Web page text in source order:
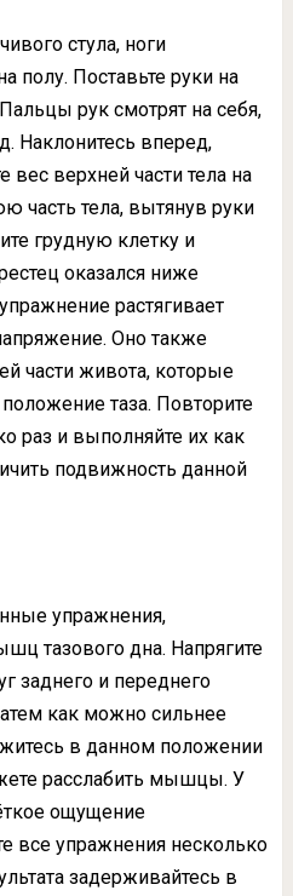
стула, ноги
полу. Поставьте руки на
рук смотрят на себя,
Наклонитесь вперед,
вес верхней части тела на
часть тела, вытянув руки
грудную клетку и
оказался ниже
растягивает
Оно также
части живота, которые
таза. Повторите
раз и выполняйте их как
подвижность данной
упражнения,
тазового дна. Напрягите
заднего и переднего
как можно сильнее
в данном положении
расслабить мышцы. У
ощущение
все упражнения несколько
задерживайтесь в